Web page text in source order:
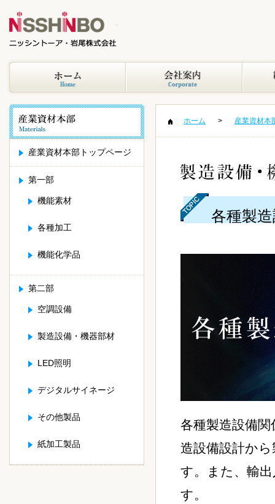
産業資材本部トップページ
第一部
機能素材
各種加工
機能化学品
第二部
空調設備
製造設備・機器部材
LED照明
デジタルサイネージ
その他製品
紙加工製品
ホーム 産業資材本
各種製
各種製造設備
造設備設計か
す。また、輸
す。